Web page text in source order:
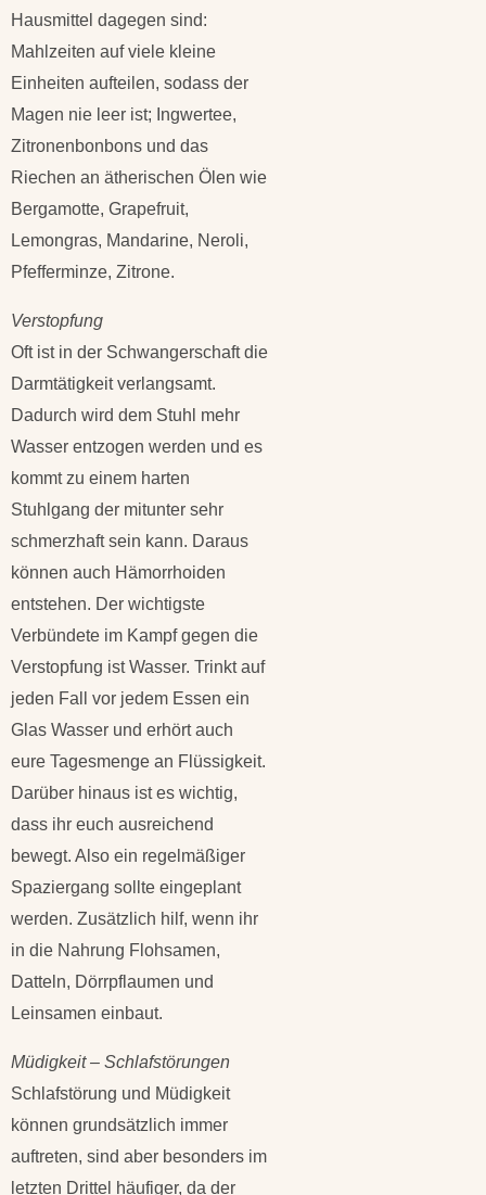
Hausmittel dagegen sind:
Mahlzeiten auf viele kleine
Einheiten aufteilen, sodass der
Magen nie leer ist; Ingwertee,
Zitronenbonbons und das
Riechen an ätherischen Ölen wie
Bergamotte, Grapefruit,
Lemongras, Mandarine, Neroli,
Pfefferminze, Zitrone.
Verstopfung
Oft ist in der Schwangerschaft die
Darmtätigkeit verlangsamt.
Dadurch wird dem Stuhl mehr
Wasser entzogen werden und es
kommt zu einem harten
Stuhlgang der mitunter sehr
schmerzhaft sein kann. Daraus
können auch Hämorrhoiden
entstehen. Der wichtigste
Verbündete im Kampf gegen die
Verstopfung ist Wasser. Trinkt auf
jeden Fall vor jedem Essen ein
Glas Wasser und erhört auch
eure Tagesmenge an Flüssigkeit.
Darüber hinaus ist es wichtig,
dass ihr euch ausreichend
bewegt. Also ein regelmäßiger
Spaziergang sollte eingeplant
werden. Zusätzlich hilf, wenn ihr
in die Nahrung Flohsamen,
Datteln, Dörrpflaumen und
Leinsamen einbaut.
Müdigkeit – Schlafstörungen
Schlafstörung und Müdigkeit
können grundsätzlich immer
auftreten, sind aber besonders im
letzten Drittel häufiger, da der